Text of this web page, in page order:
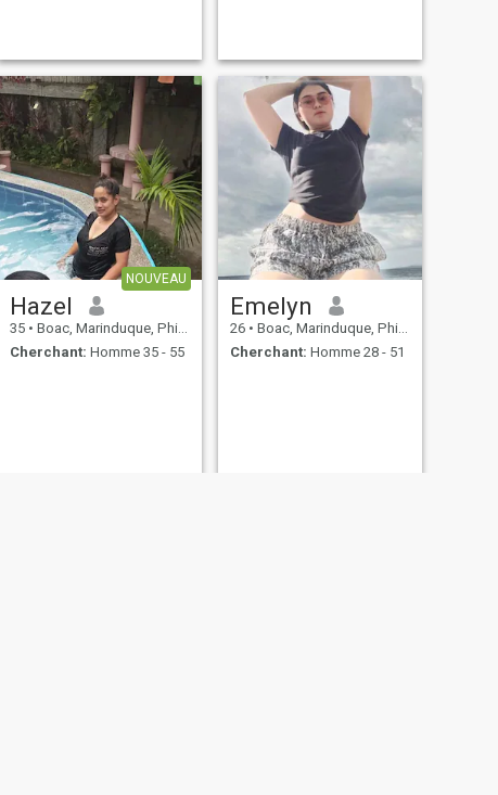
NOUVEAU
Hazel
35 • Boac, Marinduque, Philippines
Cherchant: Homme 35 - 55
Emelyn
26 • Boac, Marinduque, Philippines
Cherchant: Homme 28 - 51